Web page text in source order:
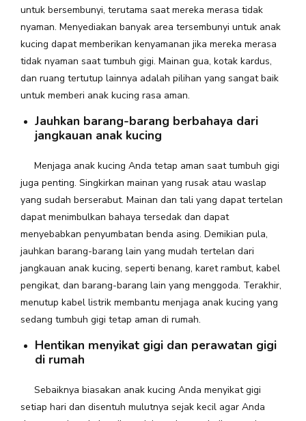
untuk bersembunyi, terutama saat mereka merasa tidak
nyaman. Menyediakan banyak area tersembunyi untuk anak
kucing dapat memberikan kenyamanan jika mereka merasa
tidak nyaman saat tumbuh gigi. Mainan gua, kotak kardus,
dan ruang tertutup lainnya adalah pilihan yang sangat baik
untuk memberi anak kucing rasa aman.
Jauhkan barang-barang berbahaya dari
jangkauan anak kucing
Menjaga anak kucing Anda tetap aman saat tumbuh gigi
juga penting. Singkirkan mainan yang rusak atau waslap
yang sudah berserabut. Mainan dan tali yang dapat tertelan
dapat menimbulkan bahaya tersedak dan dapat
menyebabkan penyumbatan benda asing. Demikian pula,
jauhkan barang-barang lain yang mudah tertelan dari
jangkauan anak kucing, seperti benang, karet rambut, kabel
pengikat, dan barang-barang lain yang menggoda. Terakhir,
menutup kabel listrik membantu menjaga anak kucing yang
sedang tumbuh gigi tetap aman di rumah.
Hentikan menyikat gigi dan perawatan gigi
di rumah
Sebaiknya biasakan anak kucing Anda menyikat gigi
setiap hari dan disentuh mulutnya sejak kecil agar Anda